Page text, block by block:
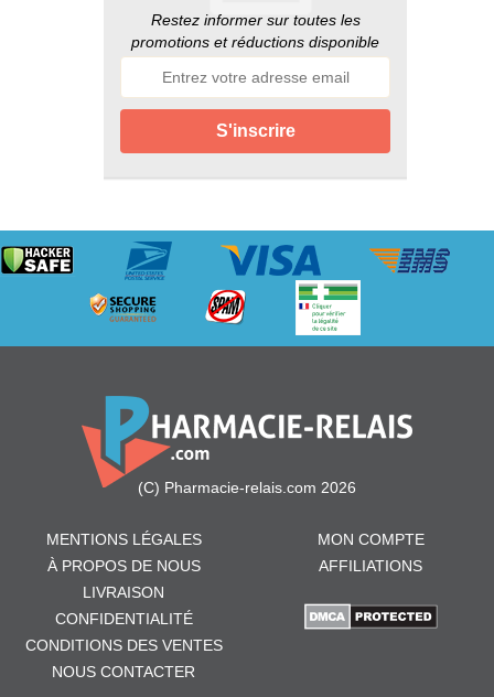
Restez informer sur toutes les
promotions et réductions disponible
(C) Pharmacie-relais.com 2026
MENTIONS LÉGALES
À PROPOS DE NOUS
LIVRAISON
CONFIDENTIALITÉ
CONDITIONS DES VENTES
NOUS CONTACTER
MON COMPTE
AFFILIATIONS